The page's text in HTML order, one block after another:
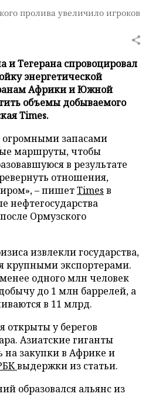
пролива увеличило игроков
Тегерана спровоцировал
энергетической
Африки и Южной
объемы добываемого
Times.
запасами
маршруты, чтобы
в результате
отношения,
– пишетTimes в
нефтегосударства
Ормузского
извлекли государства,
крупными экспортерами.
одного млн человек
до 1 млн баррелей, а
в 11 млрд.
открыты у берегов
Азиатские гиганты
на закупки в Африке и
выдержки из статьи.
образовался альянс из